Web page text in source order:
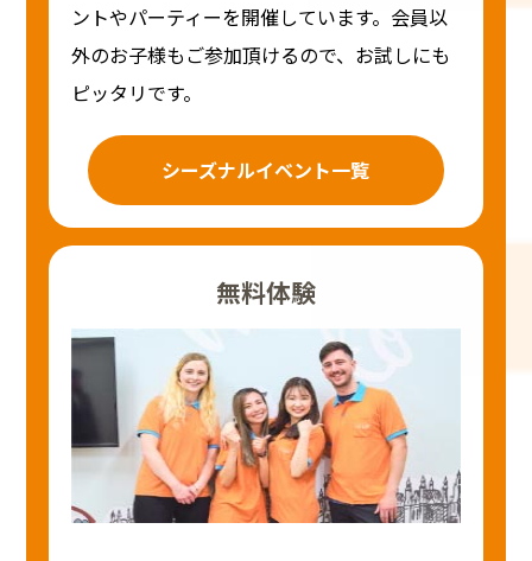
ントやパーティーを開催しています。会員以
外のお子様もご参加頂けるので、お試しにも
ピッタリです。
シーズナルイベント一覧
無料体験